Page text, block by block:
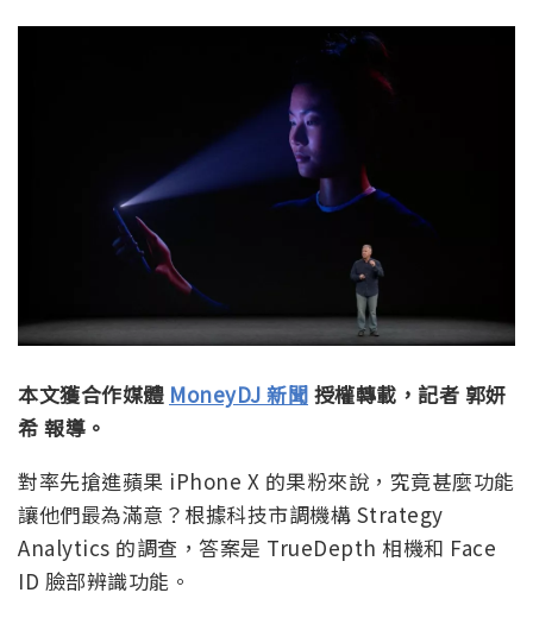
本文獲合作媒體 MoneyDJ 新聞 授權轉載，記者 郭妍
希 報導。
對率先搶進蘋果 iPhone X 的果粉來說，究竟甚麼功能
讓他們最為滿意？根據科技市調機構 Strategy
Analytics 的調查，答案是 TrueDepth 相機和 Face
ID 臉部辨識功能。